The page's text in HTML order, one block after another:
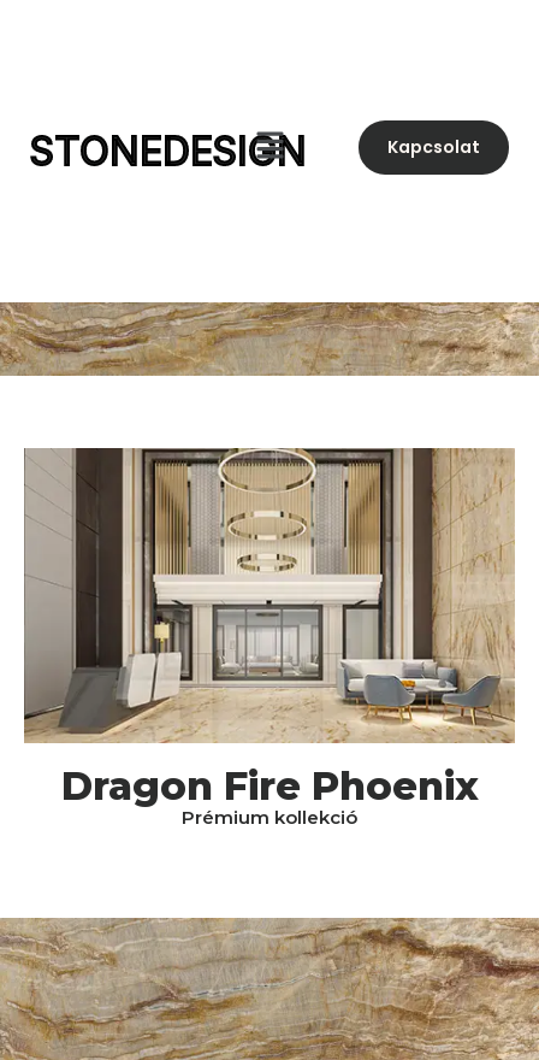
STONEDESIGN Kapcsolat
Dragon Fire Phoenix
Prémium kollekció